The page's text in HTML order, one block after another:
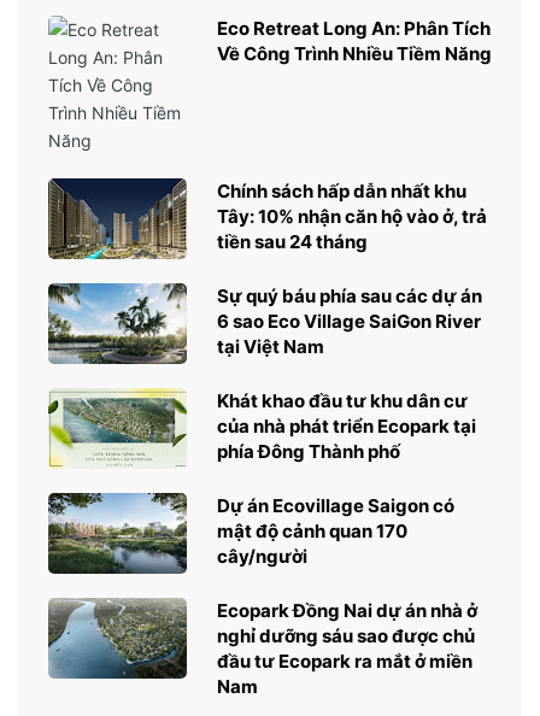
Eco Retreat Long An: Phân Tích
Về Công Trình Nhiều Tiềm Năng
Chính sách hấp dẫn nhất khu
Tây: 10% nhận căn hộ vào ở, trả
tiền sau 24 tháng
Sự quý báu phía sau các dự án
6 sao Eco Village SaiGon River
tại Việt Nam
Khát khao đầu tư khu dân cư
của nhà phát triển Ecopark tại
phía Đông Thành phố
Dự án Ecovillage Saigon có
mật độ cảnh quan 170
cây/người
Ecopark Đồng Nai dự án nhà ở
nghỉ dưỡng sáu sao được chủ
đầu tư Ecopark ra mắt ở miền
Nam